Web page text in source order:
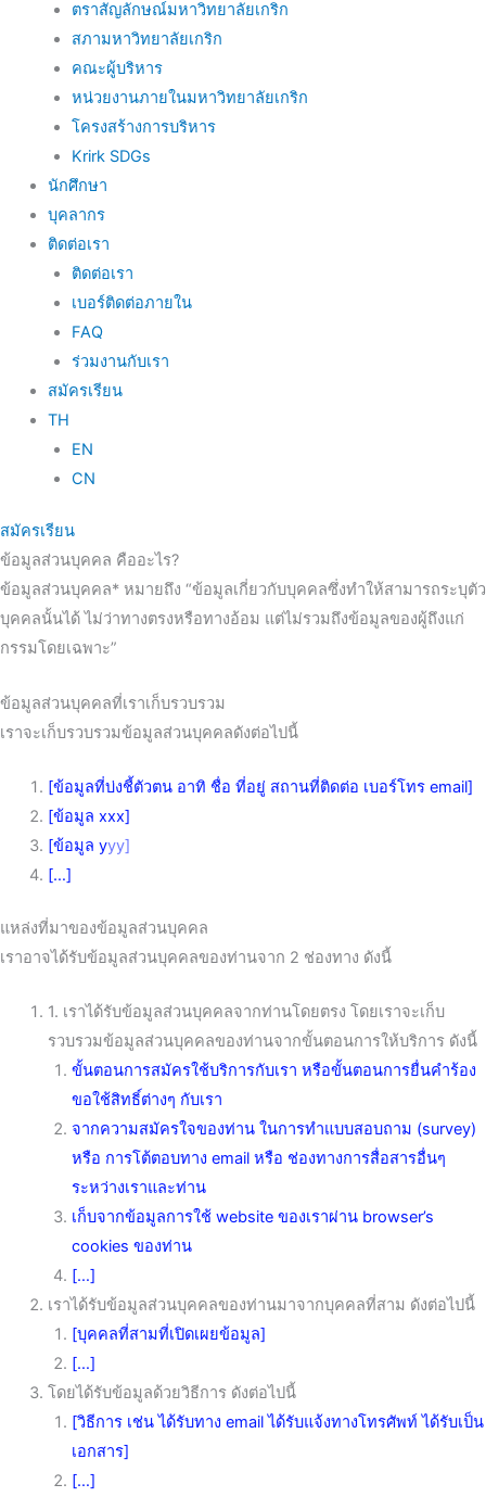
ตราสัญลักษณ์มหาวิทยาลัยเกริก
สภามหาวิทยาลัยเกริก
คณะผู้บริหาร
หน่วยงานภายในมหาวิทยาลัยเกริก
โครงสร้างการบริหาร
Krirk SDGs
นักศึกษา
บุคลากร
ติดต่อเรา
ติดต่อเรา
เบอร์ติดต่อภายใน
FAQ
ร่วมงานกับเรา
สมัครเรียน
TH
EN
CN
สมัครเรียน
ข้อมูลส่วนบุคคล คืออะไร?
ข้อมูลส่วนบุคคล* หมายถึง “ข้อมูลเกี่ยวกับบุคคลซึ่งทำให้สามารถระบุตัว
บุคคลนั้นได้ ไม่ว่าทางตรงหรือทางอ้อม แต่ไม่รวมถึงข้อมูลของผู้ถึงแก่
กรรมโดยเฉพาะ”
ข้อมูลส่วนบุคคลที่เราเก็บรวบรวม
เราจะเก็บรวบรวมข้อมูลส่วนบุคคลดังต่อไปนี้
[ข้อมูลที่บ่งชี้ตัวตน อาทิ ชื่อ ที่อยู่ สถานที่ติดต่อ เบอร์โทร email]
[ข้อมูล xxx]
[ข้อมูล yyy]
[…]
แหล่งที่มาของข้อมูลส่วนบุคคล
เราอาจได้รับข้อมูลส่วนบุคคลของท่านจาก 2 ช่องทาง ดังนี้
1. เราได้รับข้อมูลส่วนบุคคลจากท่านโดยตรง โดยเราจะเก็บ
รวบรวมข้อมูลส่วนบุคคลของท่านจากขั้นตอนการให้บริการ ดังนี้
ขั้นตอนการสมัครใช้บริการกับเรา หรือขั้นตอนการยื่นคำร้อง
ขอใช้สิทธิ์ต่างๆ กับเรา
จากความสมัครใจของท่าน ในการทำแบบสอบถาม (survey)
หรือ การโต้ตอบทาง email หรือ ช่องทางการสื่อสารอื่นๆ
ระหว่างเราและท่าน
เก็บจากข้อมูลการใช้ website ของเราผ่าน browser’s
cookies ของท่าน
[…]
เราได้รับข้อมูลส่วนบุคคลของท่านมาจากบุคคลที่สาม ดังต่อไปนี้
[บุคคลที่สามที่เปิดเผยข้อมูล]
[…]
โดยได้รับข้อมูลด้วยวิธีการ ดังต่อไปนี้
[วิธีการ เช่น ได้รับทาง email ได้รับแจ้งทางโทรศัพท์ ได้รับเป็น
เอกสาร]
[…]